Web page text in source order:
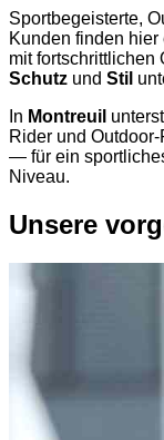
Sportbegeisterte,
Kunden finden
mit fortschrittlichen
Schutz und Stil
In Montreuil
Rider und
— für ein
Niveau.
Unsere